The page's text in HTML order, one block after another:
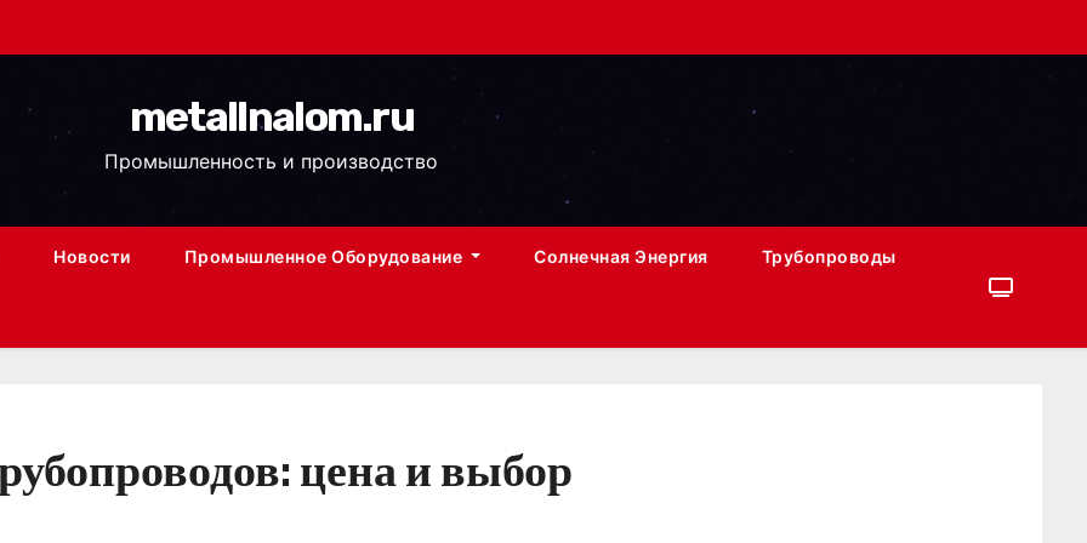
metallnalom.ru
Промышленность и производство
Новости Промышленное Оборудование Солнечная Энергия Трубопроводы
цена и выбор